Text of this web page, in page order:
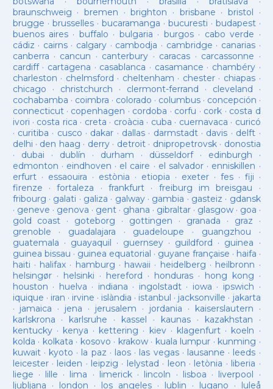
braunschweig · bremen ·brighton · brisbane · bristol ·
brugge · brusselles· bucaramanga · bucuresti · budapest·
buenos aires· buffalo · bulgaria · burgos· cabo verde ·
cádiz · cairns· calgary · cambodja · cambridge · canarias·
canberra · cancun · canterbury · caracas · carcassonne ·
cardiff· cartagena · casablanca · casamance · chambéry·
charleston · chelmsford · cheltenham · chester· chiapas ·
chicago · christchurch · clermont-ferrand · cleveland ·
cochabamba · coimbra · colorado · columbus· concepción ·
connecticut· copenhagen · cordoba · corfu · cork · costa d
ivori · costa rica · creta · croàcia · cuba · cuernavaca · curicó
· curitiba · cusco · dakar · dallas · darmstadt· davis · delft ·
delhi · den haag · derry· detroit· dnipropetrovsk· donostia
· dubai · dublín · durham · düsseldorf· edinburgh ·
edmonton · eindhoven · el caire · el salvador · enniskillen ·
erfurt· essaouira · estònia · etiopia · exeter· fes· fiji ·
firenze ·fortaleza · frankfurt· freiburg im breisgau ·
fribourg · galati · galiza · galway· gambia · gasteiz · gdansk
· geneve · genova · gent· ghana · gibraltar· glasgow· goa ·
gold coast · goteborg · gottingen · granada · graz ·
grenoble · guadalajara · guadeloupe · guangzhou ·
guatemala · guayaquil · guernsey· guildford · guinea ·
guinea bissau · guinea equatorial · guyane française · haifa ·
haiti · halifax · hamburg · hawaii · heidelberg · heilbronn ·
helsingør· helsinki · hereford · honduras· hong kong ·
houston · huelva · indiana · ingolstadt· iowa · ipswich ·
iquique · iran · irvine · islàndia · istanbul · jacksonville · jakarta
· jamaica · jena · jerusalem · jordania · kaiserslautern ·
karlskrona · karlsruhe · kassel · kaunas· kazakhstan ·
kentucky· kenya · kettering · kiev· klagenfurt · koeln ·
kolda · kolkata · kosovo · krakow· kuala lumpur · kunming ·
kuwait· kyoto · la paz · laos· las vegas· lausanne · leeds ·
leicester· leiden · leipzig · lelystad · leon · letònia · liberia ·
liege · lille · lima · limerick· lincoln · lisboa · liverpool ·
ljubljana · london · los angeles· lublin · lugano · luleå